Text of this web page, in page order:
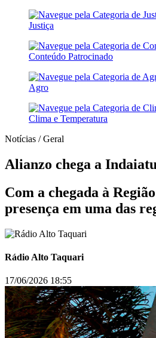
Justiça
Conteúdo Patrocinado
Agro
Clima e Temperatura
Notícias / Geral
Alianzo chega a
Com a chegada à
presença em uma das
Rádio Alto Taquari
17/06/2026 18:55